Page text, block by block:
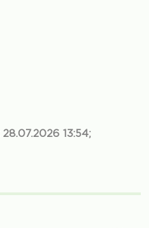
28.07.2026 13:54;